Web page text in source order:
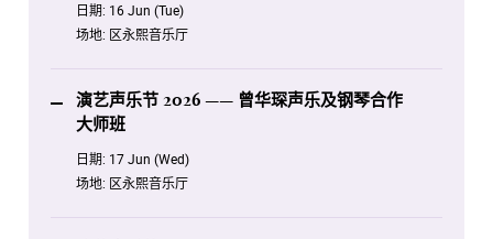
日期: 16 Jun (Tue)
场地: 区永熙音乐厅
演艺声乐节 2026 —— 曾华琛声乐及钢琴合作
大师班
日期: 17 Jun (Wed)
场地: 区永熙音乐厅